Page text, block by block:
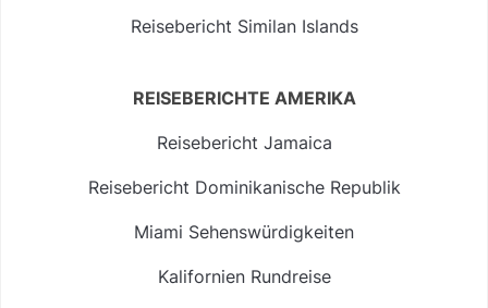
Reisebericht Similan Islands
REISEBERICHTE AMERIKA
Reisebericht Jamaica
Reisebericht Dominikanische Republik
Miami Sehenswürdigkeiten
Kalifornien Rundreise